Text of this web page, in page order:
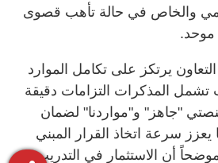
والخاص في حالة تأهب قصوى
يرتكز على تكامل الموارد
تشمل المذكرات التزامات دقيقة
"جاهز" و"مواردنا" لضمان
يعزز سرعة اتخاذ القرار المبني
موضحاً أن الاستثمار في التدريب